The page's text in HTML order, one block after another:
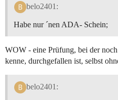
belo2401:
Habe nur ´nen ADA- Schein;
WOW - eine Prüfung, bei der
kenne, durchgefallen ist, selbst
belo2401: